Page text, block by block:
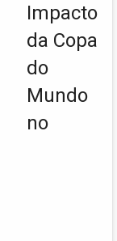
Impacto
da Copa
do
Mundo
no